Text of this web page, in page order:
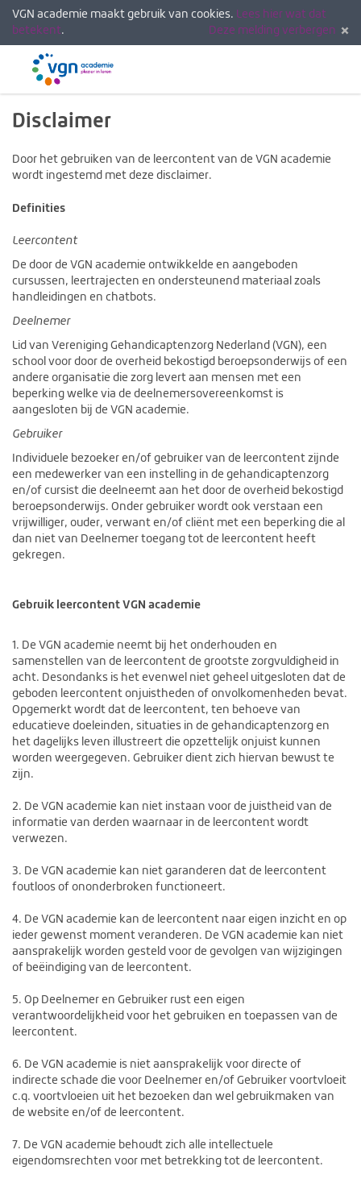
VGN academie maakt gebruik van cookies. Lees hier wat dat
betekent. Deze melding verbergen
Menu
Disclaimer
Door het gebruiken van de leercontent van de VGN academie
wordt ingestemd met deze disclaimer.
Definities
Leercontent
De door de VGN academie ontwikkelde en aangeboden
cursussen, leertrajecten en ondersteunend materiaal zoals
handleidingen en chatbots.
Deelnemer
Lid van Vereniging Gehandicaptenzorg Nederland (VGN), een
school voor door de overheid bekostigd beroepsonderwijs of een
andere organisatie die zorg levert aan mensen met een
beperking welke via de deelnemersovereenkomst is
aangesloten bij de VGN academie.
Gebruiker
Individuele bezoeker en/of gebruiker van de leercontent zijnde
een medewerker van een instelling in de gehandicaptenzorg
en/of cursist die deelneemt aan het door de overheid bekostigd
beroepsonderwijs. Onder gebruiker wordt ook verstaan een
vrijwilliger, ouder, verwant en/of cliënt met een beperking die al
dan niet van Deelnemer toegang tot de leercontent heeft
gekregen.
Gebruik leercontent VGN academie
1. De VGN academie neemt bij het onderhouden en
samenstellen van de leercontent de grootste zorgvuldigheid in
acht. Desondanks is het evenwel niet geheel uitgesloten dat de
geboden leercontent onjuistheden of onvolkomenheden bevat.
Opgemerkt wordt dat de leercontent, ten behoeve van
educatieve doeleinden, situaties in de gehandicaptenzorg en
het dagelijks leven illustreert die opzettelijk onjuist kunnen
worden weergegeven. Gebruiker dient zich hiervan bewust te
zijn.
2. De VGN academie kan niet instaan voor de juistheid van de
informatie van derden waarnaar in de leercontent wordt
verwezen.
3. De VGN academie kan niet garanderen dat de leercontent
foutloos of ononderbroken functioneert.
4. De VGN academie kan de leercontent naar eigen inzicht en op
ieder gewenst moment veranderen. De VGN academie kan niet
aansprakelijk worden gesteld voor de gevolgen van wijzigingen
of beëindiging van de leercontent.
5. Op Deelnemer en Gebruiker rust een eigen
verantwoordelijkheid voor het gebruiken en toepassen van de
leercontent.
6. De VGN academie is niet aansprakelijk voor directe of
indirecte schade die voor Deelnemer en/of Gebruiker voortvloeit
c.q. voortvloeien uit het bezoeken dan wel gebruikmaken van
de website en/of de leercontent.
7. De VGN academie behoudt zich alle intellectuele
eigendomsrechten voor met betrekking tot de leercontent.